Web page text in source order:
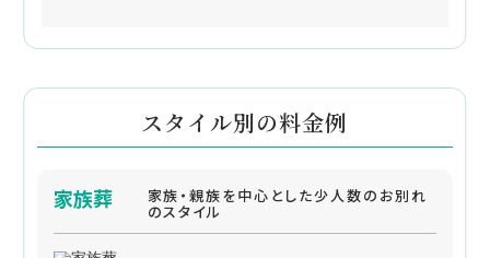
スタイル別の料金例
家族葬 家族・親族を中心とした少人数のお別れ
のスタイル